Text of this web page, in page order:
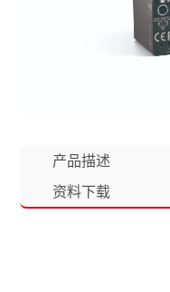
产品描述
资料下载